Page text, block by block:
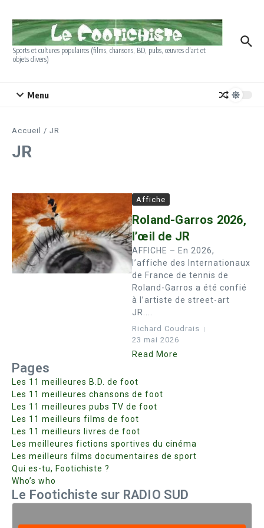
Sports et cultures populaires (films, chansons, BD, pubs, œuvres d'art et
objets divers)
Menu
Accueil / JR
JR
Affiche
Roland-Garros 2026,
l’œil de JR
AFFICHE – En 2026,
l’affiche des Internationaux
de France de tennis de
Roland-Garros a été confié
à l’artiste de street-art
JR....
Richard Coudrais
23 mai 2026
Read More
Pages
Les 11 meilleures B.D. de foot
Les 11 meilleures chansons de foot
Les 11 meilleures pubs TV de foot
Les 11 meilleurs films de foot
Les 11 meilleurs livres de foot
Les meilleures fictions sportives du cinéma
Les meilleurs films documentaires de sport
Qui es-tu, Footichiste ?
Who’s who
Le Footichiste sur RADIO SUD